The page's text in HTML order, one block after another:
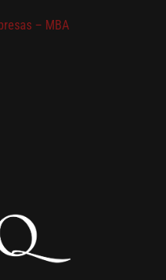
– MBA